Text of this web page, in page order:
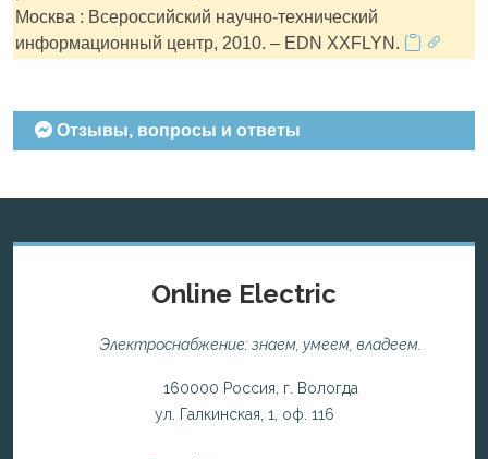
Москва : Всероссийский научно-технический
информационный центр, 2010. – EDN XXFLYN.
Отзывы, вопросы и ответы
Online Electric
Электроснабжение: знаем, умеем, владеем.
160000 Россия, г. Вологда
ул. Галкинская, 1, оф. 116